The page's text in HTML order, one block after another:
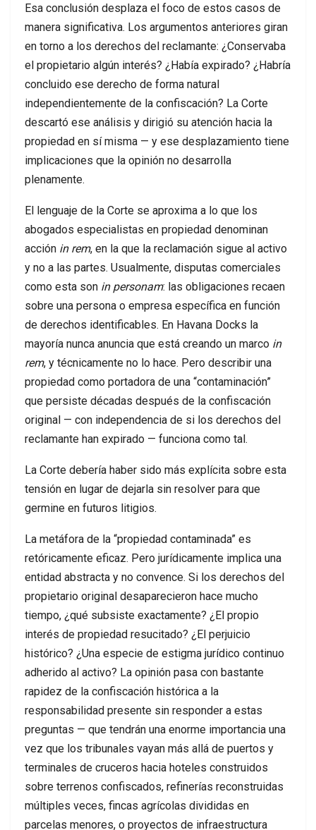
Esa conclusión desplaza el foco de estos casos de
manera significativa. Los argumentos anteriores giran
en torno a los derechos del reclamante: ¿Conservaba
el propietario algún interés? ¿Había expirado? ¿Habría
concluido ese derecho de forma natural
independientemente de la confiscación? La Corte
descartó ese análisis y dirigió su atención hacia la
propiedad en sí misma — y ese desplazamiento tiene
implicaciones que la opinión no desarrolla
plenamente.
El lenguaje de la Corte se aproxima a lo que los
abogados especialistas en propiedad denominan
acción in rem, en la que la reclamación sigue al activo
y no a las partes. Usualmente, disputas comerciales
como esta son in personam: las obligaciones recaen
sobre una persona o empresa específica en función
de derechos identificables. En Havana Docks la
mayoría nunca anuncia que está creando un marco in
rem, y técnicamente no lo hace. Pero describir una
propiedad como portadora de una “contaminación”
que persiste décadas después de la confiscación
original — con independencia de si los derechos del
reclamante han expirado — funciona como tal.
La Corte debería haber sido más explícita sobre esta
tensión en lugar de dejarla sin resolver para que
germine en futuros litigios.
La metáfora de la “propiedad contaminada” es
retóricamente eficaz. Pero jurídicamente implica una
entidad abstracta y no convence. Si los derechos del
propietario original desaparecieron hace mucho
tiempo, ¿qué subsiste exactamente? ¿El propio
interés de propiedad resucitado? ¿El perjuicio
histórico? ¿Una especie de estigma jurídico continuo
adherido al activo? La opinión pasa con bastante
rapidez de la confiscación histórica a la
responsabilidad presente sin responder a estas
preguntas — que tendrán una enorme importancia una
vez que los tribunales vayan más allá de puertos y
terminales de cruceros hacia hoteles construidos
sobre terrenos confiscados, refinerías reconstruidas
múltiples veces, fincas agrícolas divididas en
parcelas menores, o proyectos de infraestructura